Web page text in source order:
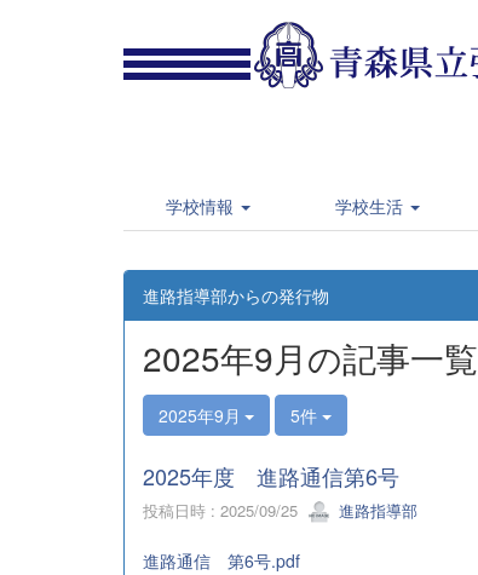
学校情報 学校生活
進路指導部からの発行物
2025年9月の記事一覧
2025年9月 5件
2025年度 進路通信第6号
投稿日時 : 2025/09/25 進路指導部
進路通信 第6号.pdf